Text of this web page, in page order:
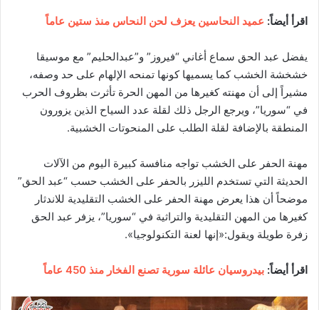
اقرأ أيضاً: عميد النحاسين يعزف لحن النحاس منذ ستين عاماً
يفضل عبد الحق سماع أغاني “فيروز” و”عبدالحليم” مع موسيقا
خشخشة الخشب كما يسميها كونها تمنحه الإلهام على حد وصفه،
مشيراً إلى أن مهنته كغيرها من المهن الحرة تأثرت بظروف الحرب
في “سوريا”، ويرجع الرجل ذلك لقلة عدد السياح الذين يزورون
المنطقة بالإضافة لقلة الطلب على المنحوتات الخشبية.
مهنة الحفر على الخشب تواجه منافسة كبيرة اليوم من الآلات
الحديثة التي تستخدم الليزر بالحفر على الخشب حسب “عبد الحق”
موضحاً أن هذا يعرض مهنة الحفر على الخشب التقليدية للاندثار
كغيرها من المهن التقليدية والتراثية في “سوريا”، يزفر عبد الحق
زفرة طويلة ويقول:«إنها لعنة التكنولوجيا».
اقرأ أيضاً: بيدروسيان عائلة سورية تصنع الفخار منذ 450 عاماً